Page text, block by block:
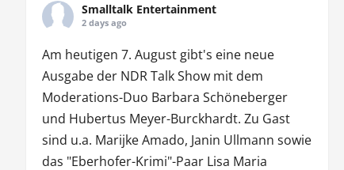
Smalltalk Entertainment
2 days ago
Am heutigen 7. August gibt's eine neue
Ausgabe der NDR Talk Showmit dem
Moderations-Duo Barbara Schöneberger
und Hubertus Meyer-Burckhardt. Zu Gast
sind u.a. Marijke Amado, Janin Ullmann sowie
das "Eberhofer-Krimi"-Paar Lisa Maria